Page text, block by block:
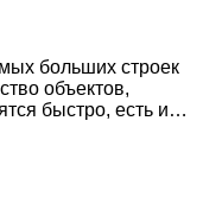
больших строек
объектов,
быстро, есть и…